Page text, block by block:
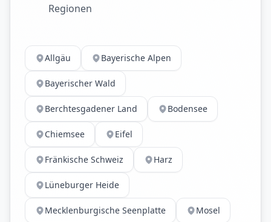
Regionen
Allgäu Bayerische Alpen
Bayerischer Wald
Berchtesgadener Land Bodensee
Chiemsee Eifel
Fränkische Schweiz Harz
Lüneburger Heide
Mecklenburgische Seenplatte Mosel